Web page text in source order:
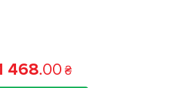
468.00 ₴